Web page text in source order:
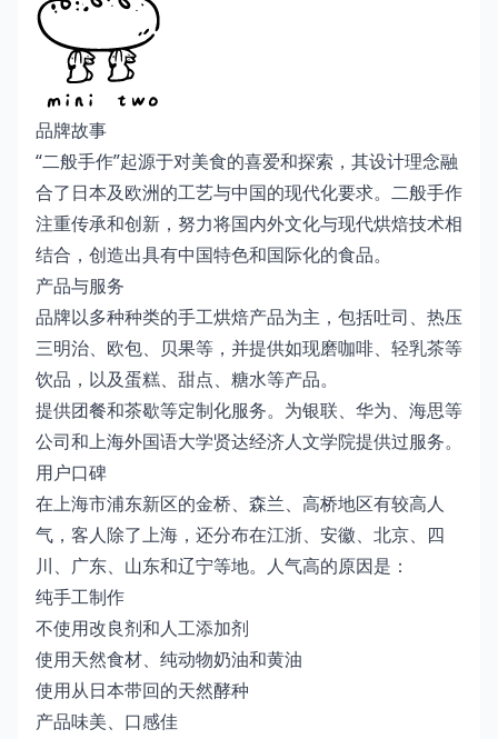
品牌故事
“二般手作”起源于对美食的喜爱和探索，其设计理念融
合了日本及欧洲的工艺与中国的现代化要求。二般手作
注重传承和创新，努力将国内外文化与现代烘焙技术相
结合，创造出具有中国特色和国际化的食品。
产品与服务
品牌以多种种类的手工烘焙产品为主，包括吐司、热压
三明治、欧包、贝果等，并提供如现磨咖啡、轻乳茶等
饮品，以及蛋糕、甜点、糖水等产品。
提供团餐和茶歇等定制化服务。为银联、华为、海思等
公司和上海外国语大学贤达经济人文学院提供过服务。
用户口碑
在上海市浦东新区的金桥、森兰、高桥地区有较高人
气，客人除了上海，还分布在江浙、安徽、北京、四
川、广东、山东和辽宁等地。人气高的原因是：
纯手工制作
不使用改良剂和人工添加剂
使用天然食材、纯动物奶油和黄油
使用从日本带回的天然酵种
产品味美、口感佳